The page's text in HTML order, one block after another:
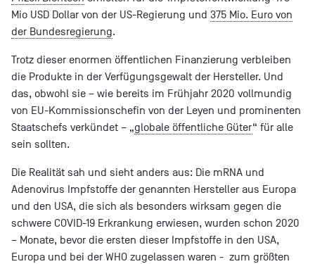
Mio USD Dollar von der US-Regierung und 375 Mio. Euro von
der Bundesregierung.
Trotz dieser enormen öffentlichen Finanzierung verbleiben
die Produkte in der Verfügungsgewalt der Hersteller. Und
das, obwohl sie – wie bereits im Frühjahr 2020 vollmundig
von EU-Kommissionschefin von der Leyen und prominenten
Staatschefs verkündet – „globale öffentliche Güter“ für alle
sein sollten.
Die Realität sah und sieht anders aus: Die mRNA und
Adenovirus Impfstoffe der genannten Hersteller aus Europa
und den USA, die sich als besonders wirksam gegen die
schwere COVID-19 Erkrankung erwiesen, wurden schon 2020
– Monate, bevor die ersten dieser Impfstoffe in den USA,
Europa und bei der WHO zugelassen waren - zum größten